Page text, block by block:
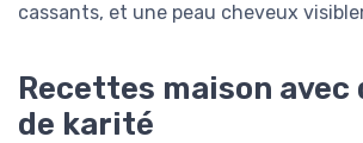
cassants, et une peau cheveux
Recettes maison avec
de karité